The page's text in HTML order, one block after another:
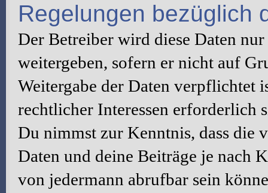
Regelungen bezüglich
Der Betreiber wird diese Daten
weitergeben, sofern er nicht auf
Weitergabe der Daten verpflichtet
rechtlicher Interessen erforderlich
Du nimmst zur Kenntnis, dass die
Daten und deine Beiträge je nach
von jedermann abrufbar sein